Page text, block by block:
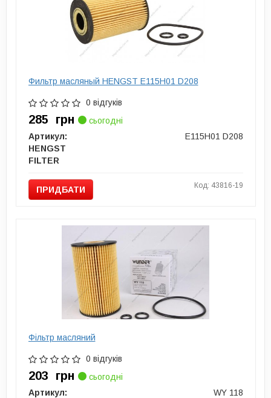
Фильтр масляный HENGST E115H01 D208
0 відгуків
285 грн
сьогодні
Артикул:
E115H01 D208
HENGST
FILTER
ПРИДБАТИ Код: 43816-19
Фільтр масляний
0 відгуків
203 грн
сьогодні
Артикул:
WY 118